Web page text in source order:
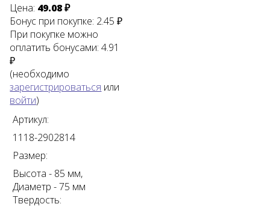
Цена: 49.08 ₽
Бонус при покупке: 2.45 ₽
При покупке можно
оплатить бонусами:4.91
₽
(необходимо
зарегистрироваться или
войти)
Артикул:
1118-2902814
Размер:
Высота - 85 мм,
Диаметр - 75 мм
Твердость: